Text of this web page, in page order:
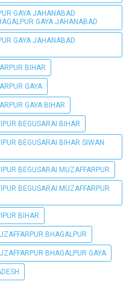
GAYA JAHANABAD
GAYA JAHANABAD
GAYA JAHANABAD
BIHAR
GAYA
GAYA BIHAR
BEGUSARAI BIHAR
BEGUSARAI BIHAR SIWAN
BEGUSARAI MUZAFFARPUR
BEGUSARAI MUZAFFARPUR
BIHAR
BHAGALPUR
BHAGALPUR GAYA